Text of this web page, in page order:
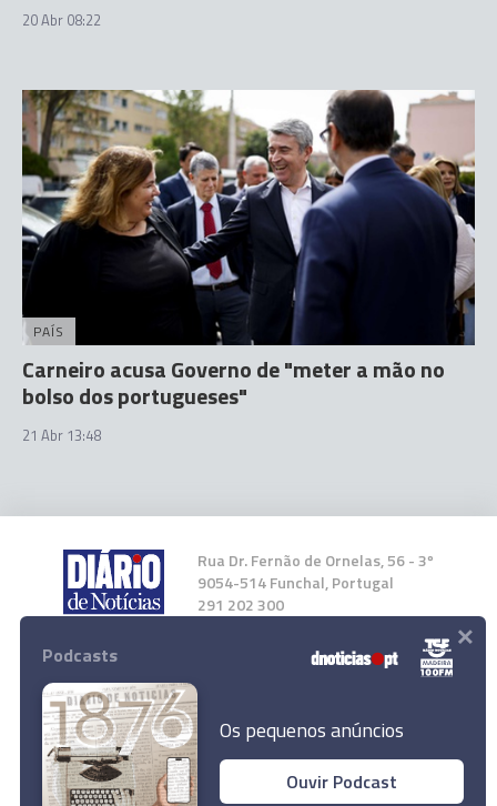
Rafaela Fernandes destaca o aumento dos
20 Abr 08:22
PAÍS
Carneiro acusa Governo de "meter a mão no
bolso dos portugueses"
21 Abr 13:48
Rua Dr. Fernão de Ornelas, 56 - 3º
9054-514 Funchal, Portugal
291 202 300
Instale a nossa App
Podcasts
Os pequenos anúncios
Ouvir Podcast
×